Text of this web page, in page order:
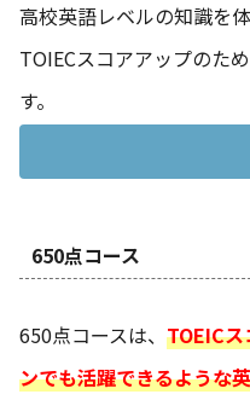
高校英語レベルの知識を
TOIECスコアアップのた
す。
650点コース
650点コースは、 TOEIC
ンでも活躍できるような